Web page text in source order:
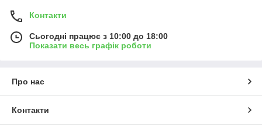
Контакти
Сьогодні працює з 10:00 до 18:00
Показати весь графік роботи
Про нас
Контакти